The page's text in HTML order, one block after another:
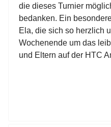
die dieses Turnier
bedanken. Ein
Ela, die sich so herzlich
Wochenende um das
und Eltern auf der HTC